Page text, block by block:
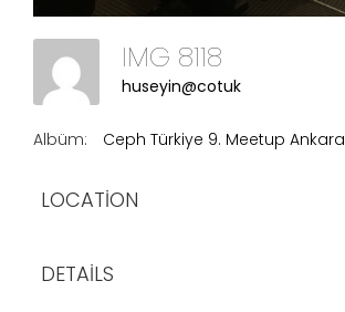
IMG 8118
huseyin@cotuk
Albüm: Ceph Türkiye 9. Meetup Ankara
LOCATION
DETAILS